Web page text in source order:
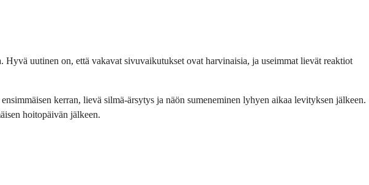
uutinen on, että vakavat sivuvaikutukset ovat harvinaisia, ja useimmat lievät reaktiot
kerran, lievä silmä-ärsytys ja näön sumeneminen lyhyen aikaa levityksen jälkeen.
hoitopäivän jälkeen.